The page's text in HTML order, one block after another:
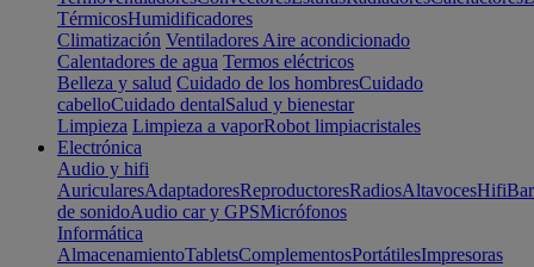
TérmicosHumidificadores
Climatización Ventiladores Aire acondicionado
Calentadores de agua Termos eléctricos
Belleza y salud Cuidado de los hombresCuidado
cabelloCuidado dentalSalud y bienestar
Limpieza Limpieza a vaporRobot limpiacristales
Electrónica
Audio y hifi
AuricularesAdaptadoresReproductoresRadiosAltavocesHifi
de sonidoAudio car y GPSMicrófonos
Informática
AlmacenamientoTabletsComplementosPortátilesImpresoras